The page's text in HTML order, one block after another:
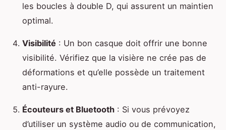
les boucles à double D, qui assurent un maintien
optimal.
Visibilité : Un bon casque doit offrir une bonne
visibilité. Vérifiez que la visière ne crée pas de
déformations et qu’elle possède un traitement
anti-rayure.
Écouteurs et Bluetooth : Si vous prévoyez
d’utiliser un système audio ou de communication,